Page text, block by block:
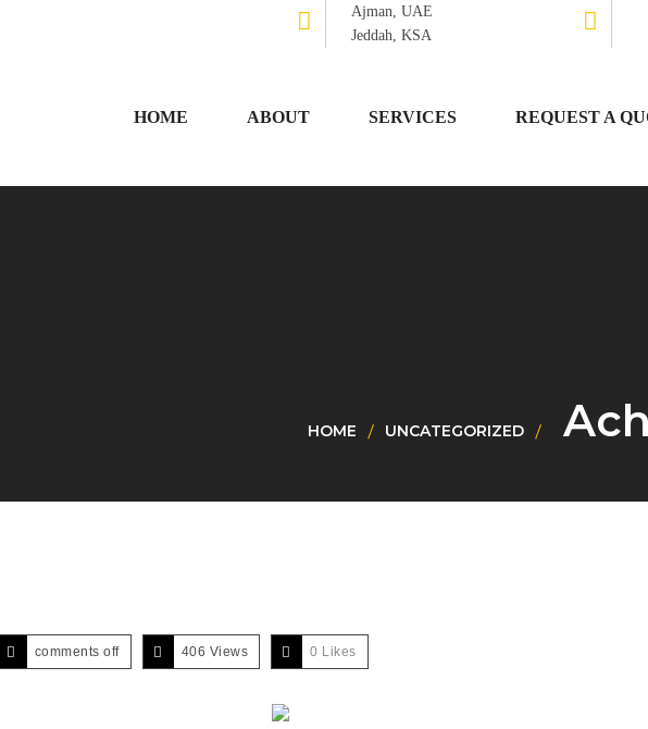
Ajman, UAE
Jeddah, KSA
HOME ABOUT SERVICES REQUEST A
HOME UNCATEGORIZED
comments off 406 Views 0 Likes